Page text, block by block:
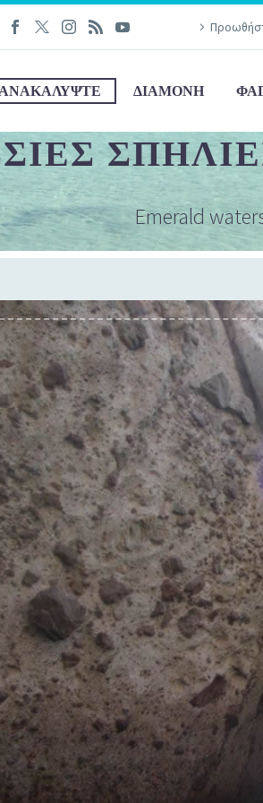
ΔΙΑΜΟΝΉ
Emerald